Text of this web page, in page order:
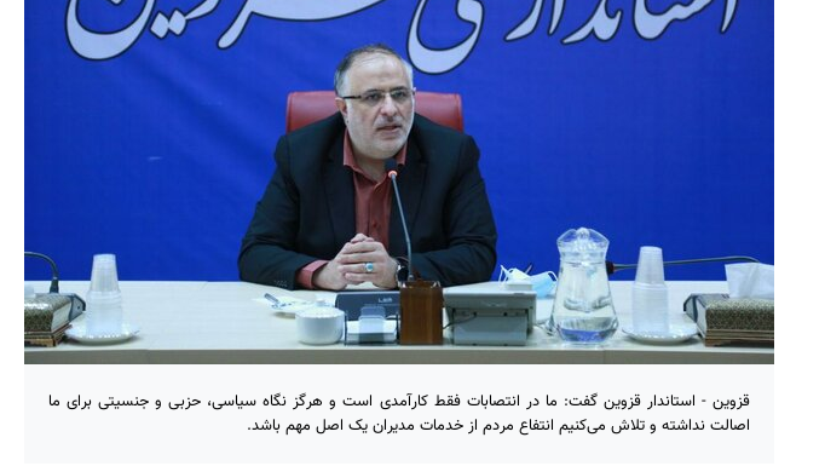
قزوین - استاندار قزوین گفت: ما در انتصابات فقط کارآمدی است و هرگز نگاه سیاسی، حزبی و جنسیتی برای ما
اصالت نداشته و تلاش می‌کنیم انتفاع مردم از خدمات مدیران یک اصل مهم باشد.